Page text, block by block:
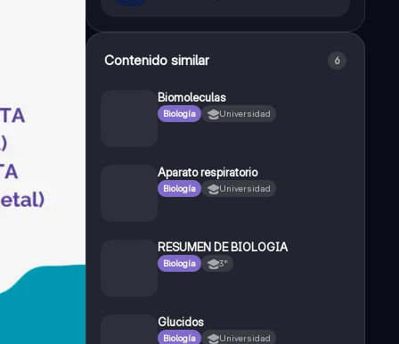
Contenido similar 6
Biomoleculas
Biología Universidad
Aparato respiratorio
Biología Universidad
RESUMEN DE BIOLOGIA
Biología 3°
Glucidos
Biología Universidad